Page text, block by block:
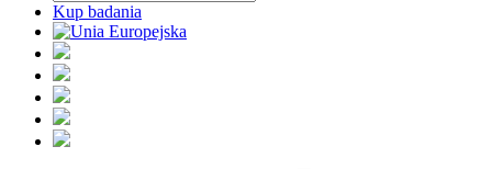
Kup badania